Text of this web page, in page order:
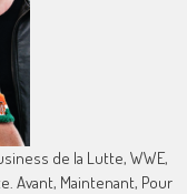
de la Lutte, WWE,
Avant, Maintenant, Pour